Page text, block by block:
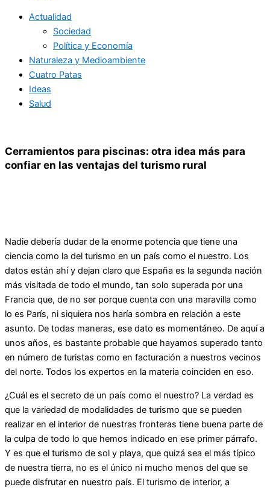
Actualidad
Sociedad
Política y Economía
Naturaleza y Medioambiente
Cuatro Patas
Ideas
Salud
Cerramientos para piscinas: otra idea más para
confiar en las ventajas del turismo rural
Nadie debería dudar de la enorme potencia que tiene una
ciencia como la del turismo en un país como el nuestro. Los
datos están ahí y dejan claro que España es la segunda nación
más visitada de todo el mundo, tan solo superada por una
Francia que, de no ser porque cuenta con una maravilla como
lo es París, ni siquiera nos haría sombra en relación a este
asunto. De todas maneras, ese dato es momentáneo. De aquí a
unos años, es bastante probable que hayamos superado tanto
en número de turistas como en facturación a nuestros vecinos
del norte. Todos los expertos en la materia coinciden en eso.
¿Cuál es el secreto de un país como el nuestro? La verdad es
que la variedad de modalidades de turismo que se pueden
realizar en el interior de nuestras fronteras tiene buena parte de
la culpa de todo lo que hemos indicado en ese primer párrafo.
Y es que el turismo de sol y playa, que quizá sea el más típico
de nuestra tierra, no es el único ni mucho menos del que se
puede disfrutar en nuestro país. El turismo de interior, a